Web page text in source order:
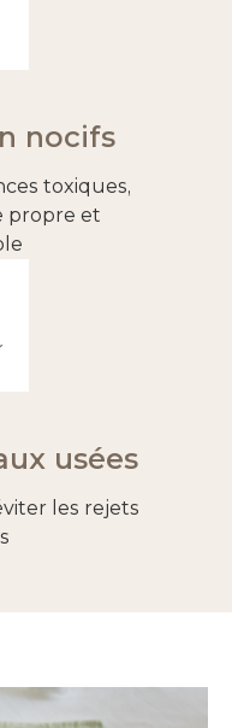
nocifs
toxiques,
propre et
usées
les rejets